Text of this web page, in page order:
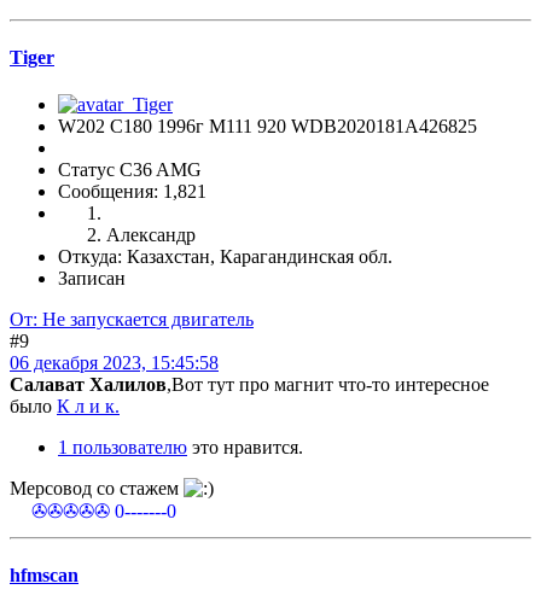
Tiger
W202 C180 1996г М111 920 WDB2020181A426825
Статус C36 AMG
Сообщения: 1,821
Александр
Откуда: Казахстан, Карагандинская обл.
Записан
От: Не запускается двигатель
#9
06 декабря 2023, 15:45:58
Салават Халилов,Вот тут про магнит что-то интересное
было К л и к.
1 пользователю это нравится.
Мерсовод со стажем
0-------0
hfmscаn